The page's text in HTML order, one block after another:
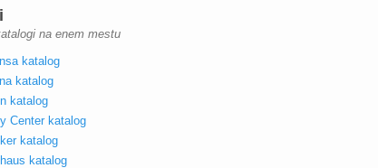
na enem mestu
katalog
katalog
katalog
Center katalog
katalog
katalog